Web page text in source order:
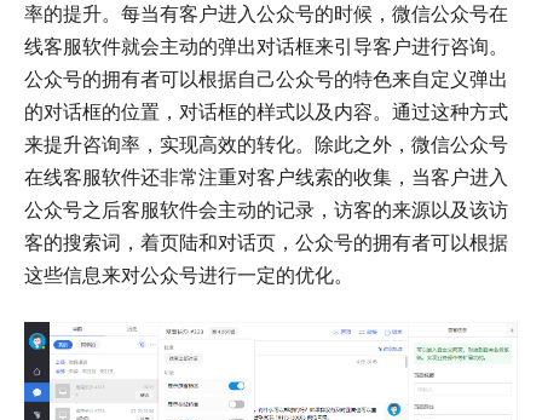
率的提升。每当有客户进入公众号的时候，微信公众号在
线客服软件就会主动的弹出对话框来引导客户进行咨询。
公众号的拥有者可以根据自己公众号的特色来自定义弹出
的对话框的位置，对话框的样式以及内容。通过这种方式
来提升咨询率，实现高效的转化。除此之外，微信公众号
在线客服软件还非常注重对客户线索的收集，当客户进入
公众号之后客服软件会主动的记录，访客的来源以及该访
客的搜索词，着页陆和对话页，公众号的拥有者可以根据
这些信息来对公众号进行一定的优化。